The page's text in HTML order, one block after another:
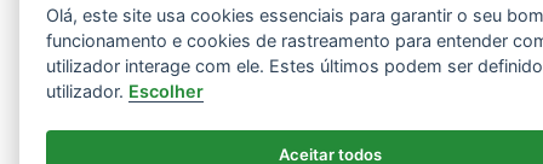
Olá, este site usa cookies essenciais para garantir o seu
funcionamento e cookies de rastreamento para entender
utilizador interage com ele. Estes últimos podem ser
utilizador. Escolher
Aceitar todos